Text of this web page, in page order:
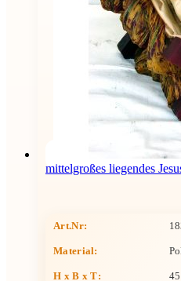
mittelgroßes liegendes
Art.Nr:
Material:
H x B x T: